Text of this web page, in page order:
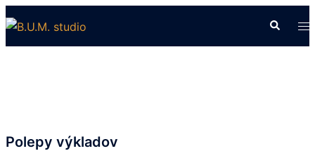
Preskočiť
na
Search
Polepy výkladov